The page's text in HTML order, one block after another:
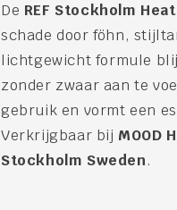
De REF Stockholm
schade door föhn,
lichtgewicht formule
zonder zwaar aan te
gebruik en vormt een
Verkrijgbaar bij MOOD
Stockholm Sweden.